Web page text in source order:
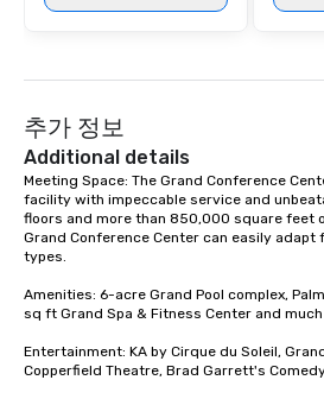
추가 정보
Additional details
Meeting Space: The Grand Conference
facility with impeccable service and
floors and more than 850,000 square feet
Grand Conference Center can easily adapt
types.
Amenities: 6-acre Grand Pool complex,
sq ft Grand Spa & Fitness Center and
Entertainment: KA by Cirque du Soleil,
Copperfield Theatre, Brad Garrett's